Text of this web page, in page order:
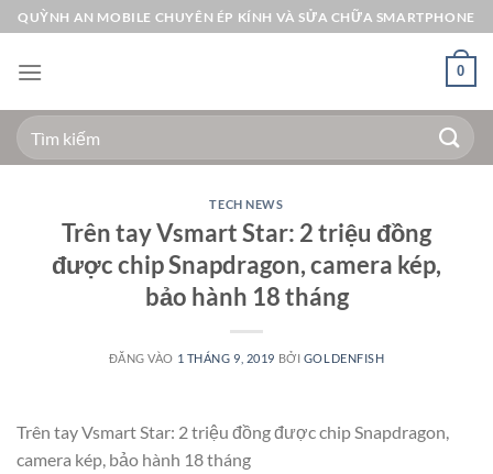
Bỏ
qua
nội
QUỲNH AN MOBILE CHUYÊN ÉP KÍNH VÀ SỬA CHỮA SMARTPHONE
0
Tìm
kiếm:
TECH NEWS
Trên tay Vsmart Star: 2 triệu đồng
được chip Snapdragon, camera kép,
bảo hành 18 tháng
ĐĂNG VÀO 1 THÁNG 9, 2019 BỞI GOLDENFISH
Trên tay Vsmart Star: 2 triệu đồng được chip Snapdragon,
camera kép, bảo hành 18 tháng